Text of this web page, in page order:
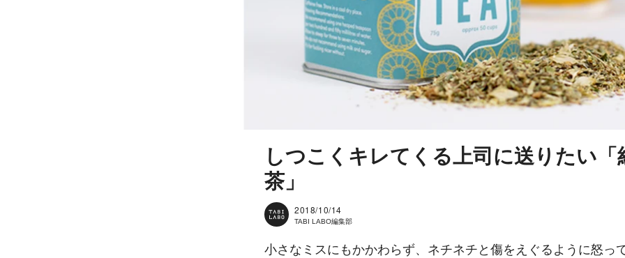
しつこくキレてくる上司に送りたい「
茶」
2018/10/14
TABI LABO編集部
小さなミスにもかかわらず、ネチネチと傷をえぐるように怒っ